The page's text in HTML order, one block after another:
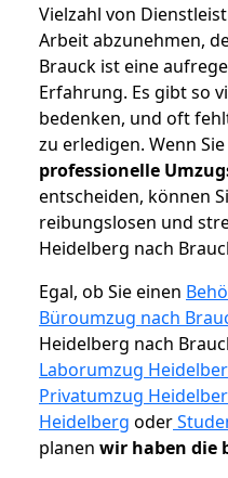
Vielzahl von
Arbeit abzunehmen,
Brauck ist eine
Erfahrung. Es gibt so
bedenken, und oft
zu erledigen. Wenn
professionelle
entscheiden, können
reibungslosen und
Heidelberg nach
Egal, ob Sie einen
Büroumzug nach
Heidelberg nach
Laborumzug
Privatumzug
Heidelberg oder
planen wir haben die